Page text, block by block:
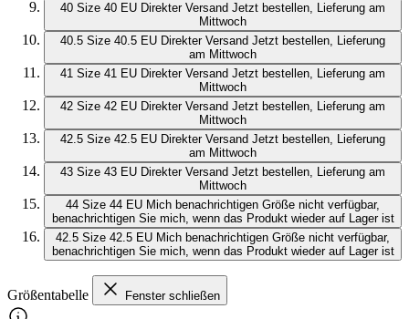
40 Size 40 EU Direkter Versand Jetzt bestellen, Lieferung am
Mittwoch
40.5 Size 40.5 EU Direkter Versand Jetzt bestellen, Lieferung
am Mittwoch
41 Size 41 EU Direkter Versand Jetzt bestellen, Lieferung am
Mittwoch
42 Size 42 EU Direkter Versand Jetzt bestellen, Lieferung am
Mittwoch
42.5 Size 42.5 EU Direkter Versand Jetzt bestellen, Lieferung
am Mittwoch
43 Size 43 EU Direkter Versand Jetzt bestellen, Lieferung am
Mittwoch
44 Size 44 EU Mich benachrichtigen Größe nicht verfügbar,
benachrichtigen Sie mich, wenn das Produkt wieder auf Lager ist
42.5 Size 42.5 EU Mich benachrichtigen Größe nicht verfügbar,
benachrichtigen Sie mich, wenn das Produkt wieder auf Lager ist
Größentabelle Fenster schließen